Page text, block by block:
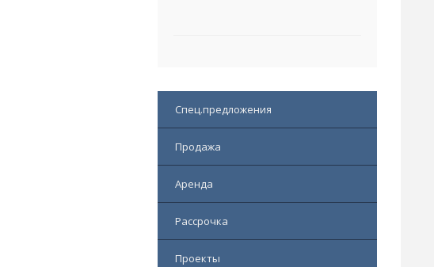
Спец.предложения
Продажа
Аренда
Рассрочка
Проекты